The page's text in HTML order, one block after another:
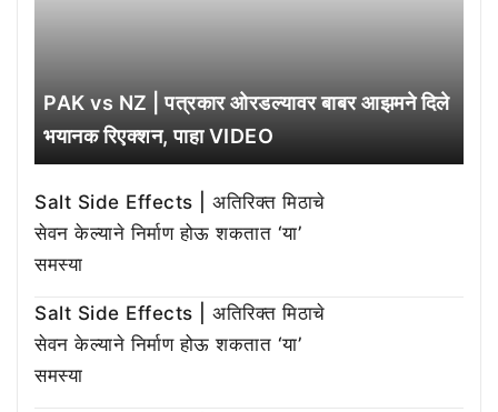
PAK vs NZ | पत्रकार ओरडल्यावर बाबर आझमने दिले
भयानक रिएक्शन, पाहा VIDEO
Salt Side Effects | अतिरिक्त मिठाचे
सेवन केल्याने निर्माण होऊ शकतात ‘या’
समस्या
Salt Side Effects | अतिरिक्त मिठाचे
सेवन केल्याने निर्माण होऊ शकतात ‘या’
समस्या